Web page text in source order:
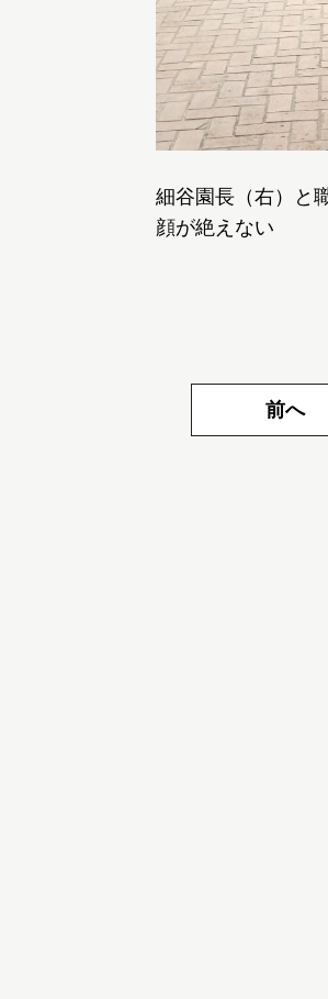
細谷園長（右）と
顔が絶えない
前へ